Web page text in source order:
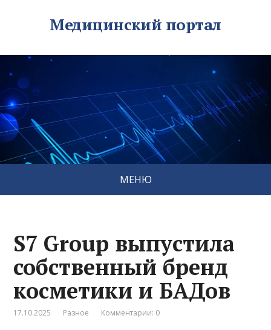
Медицинский портал
МЕНЮ
S7 Group выпустила
собственный бренд
косметики и БАДов
17.10.2025 Разное Комментарии: 0